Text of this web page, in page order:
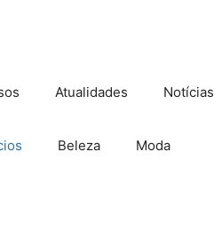
Atualidades Notícias
Beleza Moda